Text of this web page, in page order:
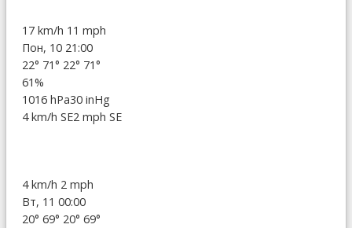
17 km/h 11 mph
Пон, 10 21:00
22° 71° 22° 71°
61%
1016 hPa30 inHg
4 km/h SE2 mph SE
4 km/h 2 mph
Вт, 11 00:00
20° 69° 20° 69°